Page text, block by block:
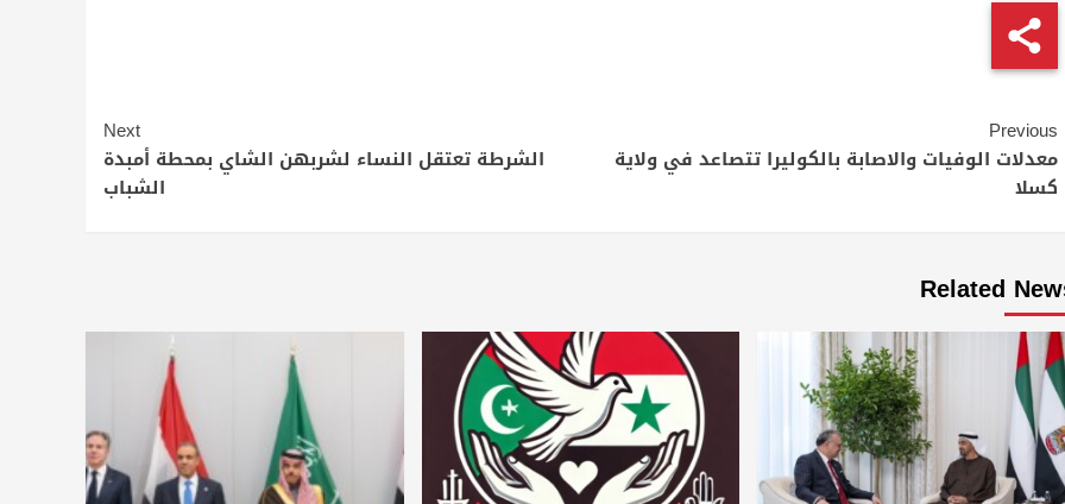
Continue
Reading
Previous
معدلات الوفيات والاصابة بالكوليرا تتصاعد في ولاية
كسلا
Next
الشرطة تعتقل النساء لشربهن الشاي بمحطة أمبدة
الشباب
Related